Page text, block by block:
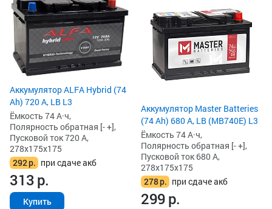
Аккумулятор ALFA Hybrid (74
Ah) 720 А, LB L3
Ёмкость 74 А·ч,
Полярность обратная [- +],
Пусковой ток 720 А,
278x175x175
292р. при сдаче акб
313р.
Купить
Аккумулятор Master Batteries
(74 Ah) 680 А, LB (MB740E) L3
Ёмкость 74 А·ч,
Полярность обратная [- +],
Пусковой ток 680 А,
278x175x175
278р. при сдаче акб
299р.